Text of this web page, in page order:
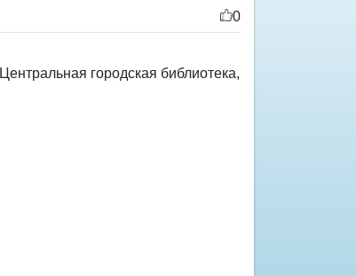
0
Центральная городская библиотека,